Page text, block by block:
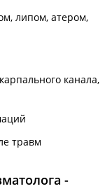
липом, атером,
канала,
травм
-